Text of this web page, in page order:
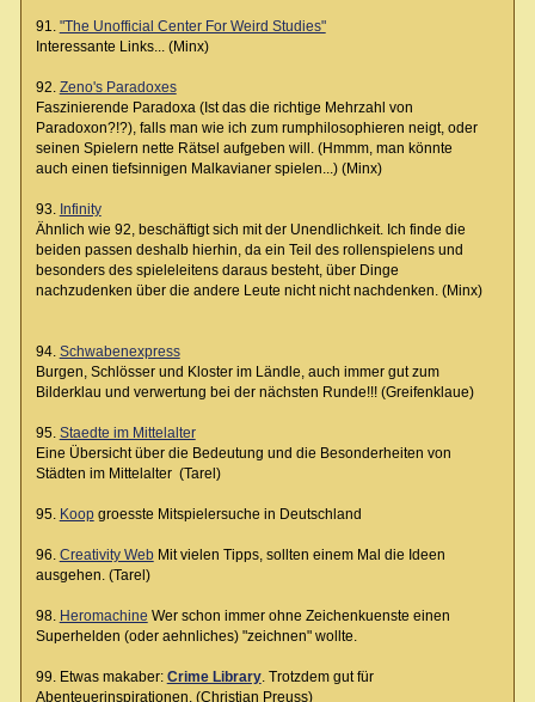
91. "The Unofficial Center For Weird Studies"
Interessante Links... (Minx)
92. Zeno's Paradoxes
Faszinierende Paradoxa (Ist das die richtige Mehrzahl von
Paradoxon?!?), falls man wie ich zum rumphilosophieren neigt, oder
seinen Spielern nette Rätsel aufgeben will. (Hmmm, man könnte
auch einen tiefsinnigen Malkavianer spielen...) (Minx)
93. Infinity
Ähnlich wie 92, beschäftigt sich mit der Unendlichkeit. Ich finde die
beiden passen deshalb hierhin, da ein Teil des rollenspielens und
besonders des spieleleitens daraus besteht, über Dinge
nachzudenken über die andere Leute nicht nicht nachdenken. (Minx)
94. Schwabenexpress
Burgen, Schlösser und Kloster im Ländle, auch immer gut zum
Bilderklau und verwertung bei der nächsten Runde!!! (Greifenklaue)
95. Staedte im Mittelalter
Eine Übersicht über die Bedeutung und die Besonderheiten von
Städten im Mittelalter (Tarel)
95. Koopgroesste Mitspielersuche in Deutschland
96. Creativity WebMit vielen Tipps, sollten einem Mal die Ideen
ausgehen. (Tarel)
98. Heromachine Wer schon immer ohne Zeichenkuenste einen
Superhelden (oder aehnliches) "zeichnen" wollte.
99. Etwas makaber: Crime Library. Trotzdem gut für
Abenteuerinspirationen. (Christian Preuss)